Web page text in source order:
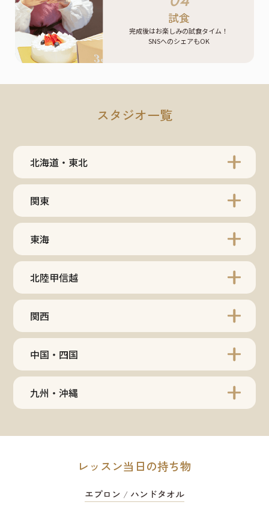
試食
完成後はお楽しみの試食タイム！
SNSへのシェアもOK
スタジオ一覧
北海道・東北
関東
東海
北陸甲信越
関西
中国・四国
九州・沖縄
レッスン当日の持ち物
エプロン / ハンドタオル